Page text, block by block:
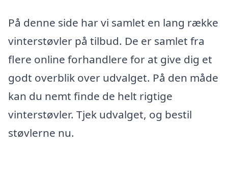
På denne side har vi samlet en lang række
vinterstøvler på tilbud. De er samlet fra
flere online forhandlere for at give dig et
godt overblik over udvalget. På den måde
kan du nemt finde de helt rigtige
vinterstøvler. Tjek udvalget, og bestil
støvlerne nu.